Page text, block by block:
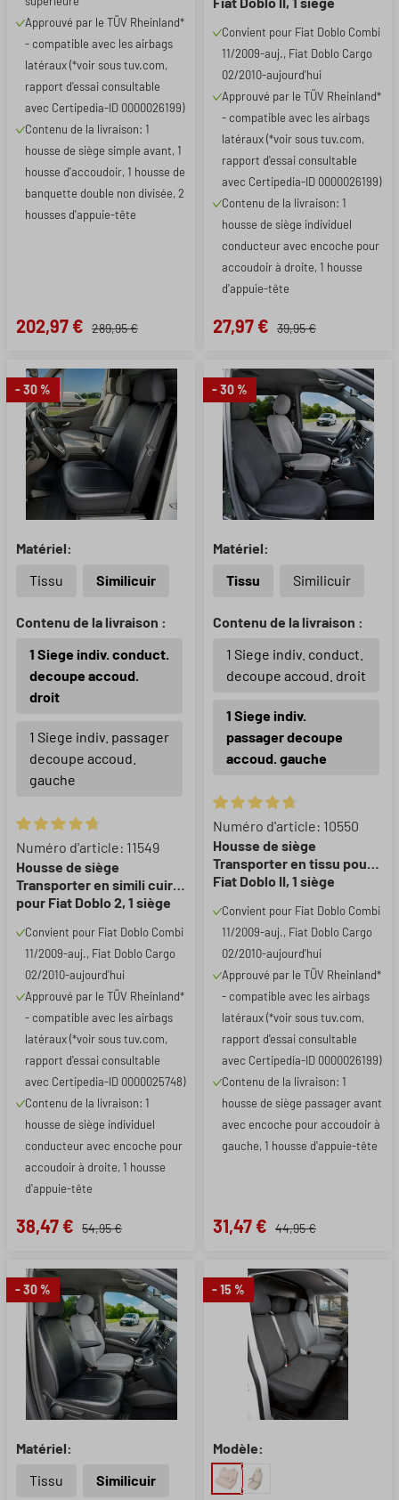
Approuvé par le TÜV Rheinland*
- compatible avec les airbags
latéraux (*voir sous tuv.com,
rapport d'essai consultable
avec Certipedia-ID 0000026199)
Contenu de la livraison: 1
housse de siège simple avant, 1
housse d'accoudoir, 1 housse de
banquette double non divisée, 2
housses d'appuie-tête
202,97 € 289,95 €
(évidement accoudoir
droit)
Convient pour Fiat Doblo Combi
11/2009-auj., Fiat Doblo Cargo
02/2010-aujourd'hui
Approuvé par le TÜV Rheinland*
- compatible avec les airbags
latéraux (*voir sous tuv.com,
rapport d'essai consultable
avec Certipedia-ID 0000026199)
Contenu de la livraison: 1
housse de siège individuel
conducteur avec encoche pour
accoudoir à droite, 1 housse
d'appuie-tête
27,97 € 39,95 €
- 30 %
Matériel:
Tissu
Similicuir
Contenu de la livraison :
1 Siege indiv. conduct.
decoupe accoud.
droit
1 Siege indiv. passager
decoupe accoud.
gauche
Note moyenne de 4.75 sur 5 étoiles
Numéro d'article: 11549
Housse de siège
Transporter en simili cuir
pour Fiat Doblo 2, 1 siège
(évidement accoudoir
droit)
Convient pour Fiat Doblo Combi
11/2009-auj., Fiat Doblo Cargo
02/2010-aujourd'hui
Approuvé par le TÜV Rheinland*
- compatible avec les airbags
latéraux (*voir sous tuv.com,
rapport d'essai consultable
avec Certipedia-ID 0000025748)
Contenu de la livraison: 1
housse de siège individuel
conducteur avec encoche pour
accoudoir à droite, 1 housse
d'appuie-tête
38,47 € 54,95 €
- 30 %
Matériel:
Tissu
Similicuir
Contenu de la livraison :
1 Siege indiv. conduct.
decoupe accoud. droit
1 Siege indiv.
passager decoupe
accoud. gauche
Note moyenne de 4.75 sur 5
Numéro d'article: 10550
Housse de siège
Transporter en tissu pour
Fiat Doblo II, 1 siège
(évidement accoudoir
gauche)
Convient pour Fiat Doblo Combi
11/2009-auj., Fiat Doblo Cargo
02/2010-aujourd'hui
Approuvé par le TÜV Rheinland*
- compatible avec les airbags
latéraux (*voir sous tuv.com,
rapport d'essai consultable
avec Certipedia-ID 0000026199)
Contenu de la livraison: 1
housse de siège passager avant
avec encoche pour accoudoir à
gauche, 1 housse d'appuie-tête
31,47 € 44,95 €
- 30 %
Matériel:
Tissu
Similicuir
- 15 %
Modèle: